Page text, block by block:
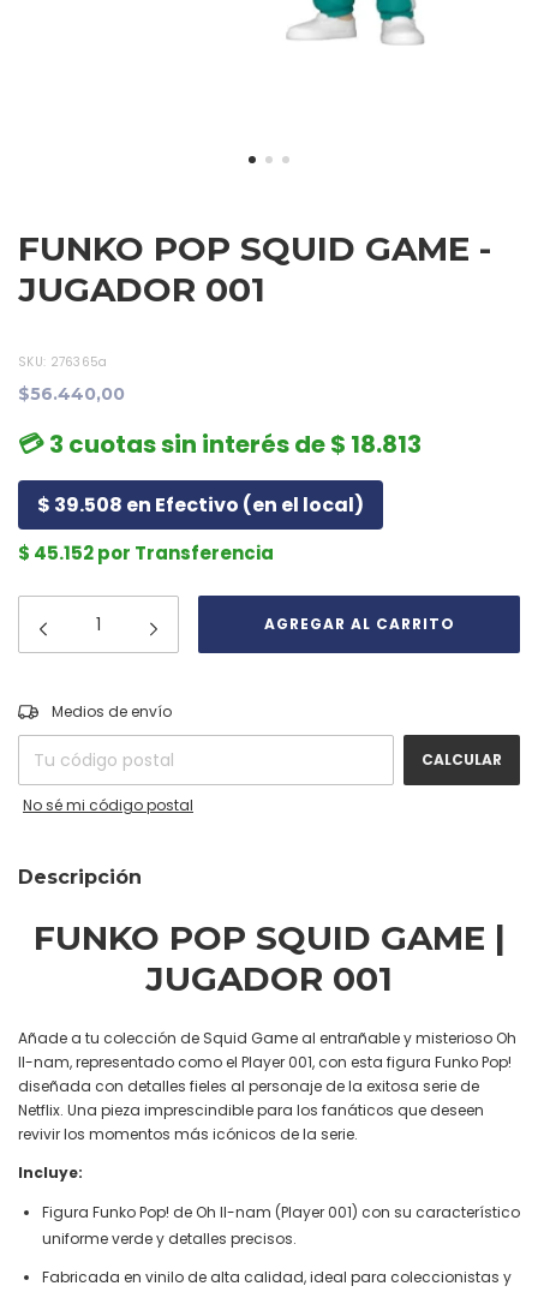
FUNKO POP SQUID GAME -
JUGADOR 001
SKU: 276365a
$56.440,00
💳 3 cuotas sin interés de $ 18.813
$ 39.508 en Efectivo (en el local)
$ 45.152 por Transferencia
Entregas para el CP:
Medios de envío
CALCULAR
No sé mi código postal
Descripción
FUNKO POP SQUID GAME |
JUGADOR 001
Añade a tu colección de Squid Game al entrañable y misterioso Oh
Il-nam, representado como el Player 001, con esta figura Funko Pop!
diseñada con detalles fieles al personaje de la exitosa serie de
Netflix. Una pieza imprescindible para los fanáticos que deseen
revivir los momentos más icónicos de la serie.
Incluye:
Figura Funko Pop! de Oh Il-nam (Player 001) con su característico
uniforme verde y detalles precisos.
Fabricada en vinilo de alta calidad, ideal para coleccionistas y